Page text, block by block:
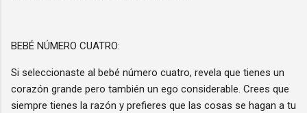
BEBÉ NÚMERO CUATRO:
Si seleccionaste al bebé número cuatro, revela que tienes un
corazón grande pero también un ego considerable. Crees que
siempre tienes la razón y prefieres que las cosas se hagan a tu